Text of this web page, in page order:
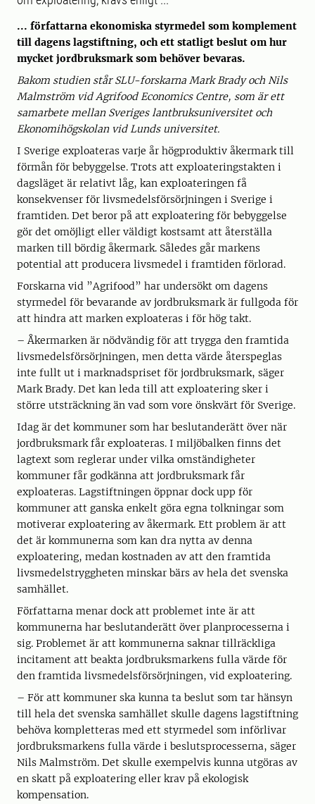
... författarna ekonomiska styrmedel som komplement
till dagens lagstiftning, och ett statligt beslut om hur
mycket jordbruksmark som behöver bevaras.
Bakom studien står SLU-forskarna Mark Brady och Nils
Malmström vid Agrifood Economics Centre, som är ett
samarbete mellan Sveriges lantbruksuniversitet och
Ekonomihögskolan vid Lunds universitet.
I Sverige exploateras varje år högproduktiv åkermark till
förmån för bebyggelse. Trots att exploateringstakten i
dagsläget är relativt låg, kan exploateringen få
konsekvenser för livsmedelsförsörjningen i Sverige i
framtiden. Det beror på att exploatering för bebyggelse
gör det omöjligt eller väldigt kostsamt att återställa
marken till bördig åkermark. Således går markens
potential att producera livsmedel i framtiden förlorad.
Forskarna vid ”Agrifood” har undersökt om dagens
styrmedel för bevarande av jordbruksmark är fullgoda för
att hindra att marken exploateras i för hög takt.
– Åkermarken är nödvändig för att trygga den framtida
livsmedelsförsörjningen, men detta värde återspeglas
inte fullt ut i marknadspriset för jordbruksmark, säger
Mark Brady. Det kan leda till att exploatering sker i
större utsträckning än vad som vore önskvärt för Sverige.
Idag är det kommuner som har beslutanderätt över när
jordbruksmark får exploateras. I miljöbalken finns det
lagtext som reglerar under vilka omständigheter
kommuner får godkänna att jordbruksmark får
exploateras. Lagstiftningen öppnar dock upp för
kommuner att ganska enkelt göra egna tolkningar som
motiverar exploatering av åkermark. Ett problem är att
det är kommunerna som kan dra nytta av denna
exploatering, medan kostnaden av att den framtida
livsmedelstryggheten minskar bärs av hela det svenska
samhället.
Författarna menar dock att problemet inte är att
kommunerna har beslutanderätt över planprocesserna i
sig. Problemet är att kommunerna saknar tillräckliga
incitament att beakta jordbruksmarkens fulla värde för
den framtida livsmedelsförsörjningen, vid exploatering.
– För att kommuner ska kunna ta beslut som tar hänsyn
till hela det svenska samhället skulle dagens lagstiftning
behöva kompletteras med ett styrmedel som införlivar
jordbruksmarkens fulla värde i beslutsprocesserna, säger
Nils Malmström. Det skulle exempelvis kunna utgöras av
en skatt på exploatering eller krav på ekologisk
kompensation.